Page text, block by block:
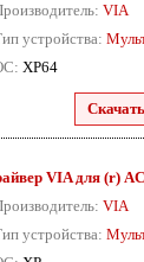
VIA
устройства:
XP64
VIA для (r)
VIA
устройства: